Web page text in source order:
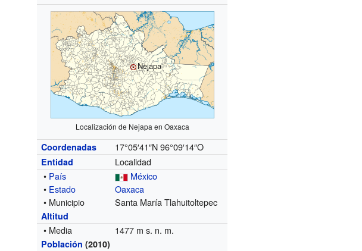
Nejapa
Localización de Nejapa en Oaxaca
Coordenadas 17°05′41″N 96°09′14″O
Entidad
Localidad
• País
México
• Estado
Oaxaca
• Municipio
Santa María Tlahuitoltepec
Altitud
• Media 1477 m s. n. m.
Población (2010)